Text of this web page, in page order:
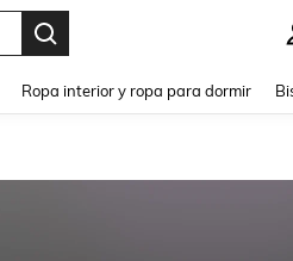
Ropa interior y ropa para dormir